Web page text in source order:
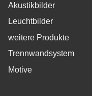
Akustikbilder
Leuchtbilder
weitere Produkte
Trennwandsystem
Motive